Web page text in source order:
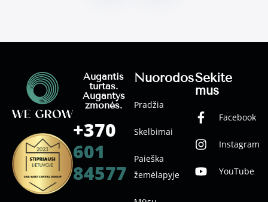
Nuorodos
Pradžia
Skelbimai
Paieška
žemėlapyje
Sekite
mus
Facebook
Instagram
YouTube
Augantis
turtas.
Augantys
žmonės.
+370
601
84577